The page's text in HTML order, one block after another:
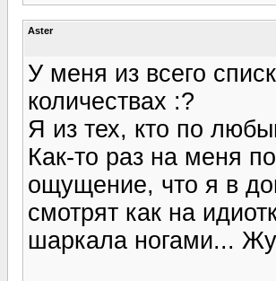
Aster
У меня из всего
количествах :?
Я из тех, кто по
Как-то раз на меня
ощущение, что я в
смотрят как на
шаркала ногами...